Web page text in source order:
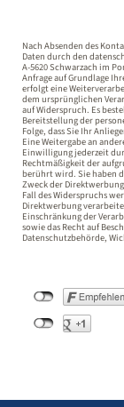
field
should
be
left
blank
Nach Absenden des
Daten durch den
A-5620 Schwarzach im
Anfrage auf Grundlage
erfolgt eine
dem ursprünglichen
auf Widerspruch. Es
Bereitstellung der
Folge, dass Sie Ihr
Eine Weitergabe an
Einwilligung jederzeit
Rechtmäßigkeit der
berührt wird. Sie haben
Zweck der
Fall des Widerspruchs
Direktwerbung
Einschränkung der
sowie das Recht auf
Datenschutzbehörde,